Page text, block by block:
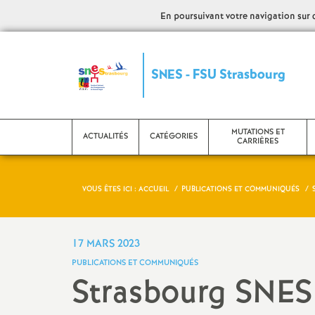
En poursuivant votre navigation sur
SNES - FSU Strasbourg
d
i
a
ACTUALITÉS CATÉGORIES
Etudiants et stagiaires
MUTATIONS ET
CARRIÈRES
Promotions
Retraite
VOUS ÊTES ICI : ACCUEIL PUBLICATIONS ET COMMUNIQUÉS
17 MARS 2023
PUBLICATIONS ET COMMUNIQUÉS
Strasbourg